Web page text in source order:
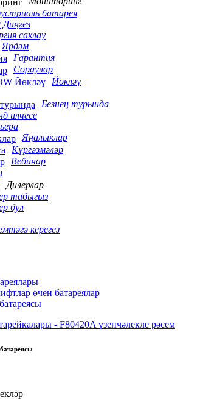
батарея
Диңгез
саклау
Ярдәм
Гарантия
Сораулар
Йөкләү
Безнең турында
илчесе
Яңалыклар
Күргәзмәләр
Вебинар
Дилерлар
табыгыз
бул
керегез
өчен батареялар